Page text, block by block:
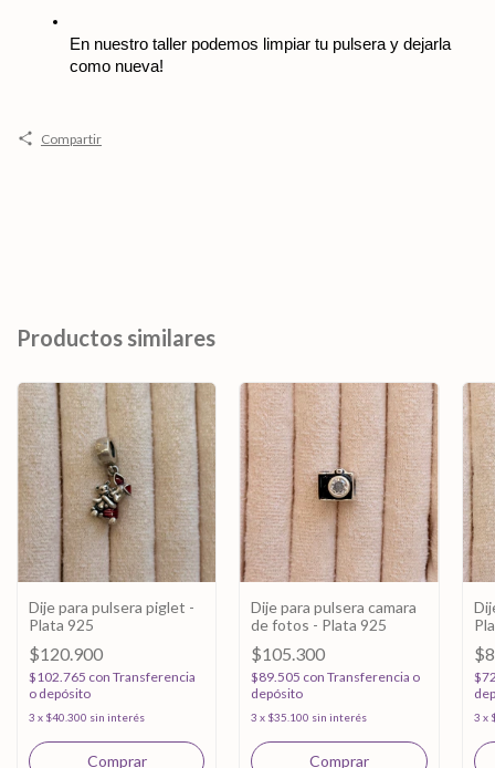
En nuestro taller podemos limpiar tu pulsera y dejarla
como nueva!
Compartir
Productos similares
Dije para pulsera piglet -
Plata 925
$120.900
$102.765 con Transferencia
o depósito
3 x $40.300 sin interés
Dije para pulsera camara
de fotos - Plata 925
$105.300
$89.505 con Transferencia o
depósito
3 x $35.100 sin interés 3 x